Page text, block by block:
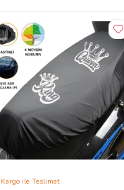
Kargo ile Teslimat